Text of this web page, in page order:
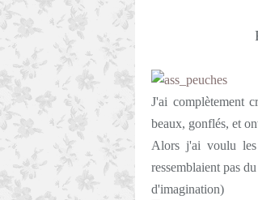
J'ai complètement
beaux, gonflés, et
Alors j'ai voulu
ressemblaient pas
d'imagination)